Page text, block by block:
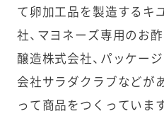
て卵加工品を製造するキ
社、マヨネーズ専用のお
醸造株式会社、パッケー
会社サラダクラブなどが
って商品をつくっています